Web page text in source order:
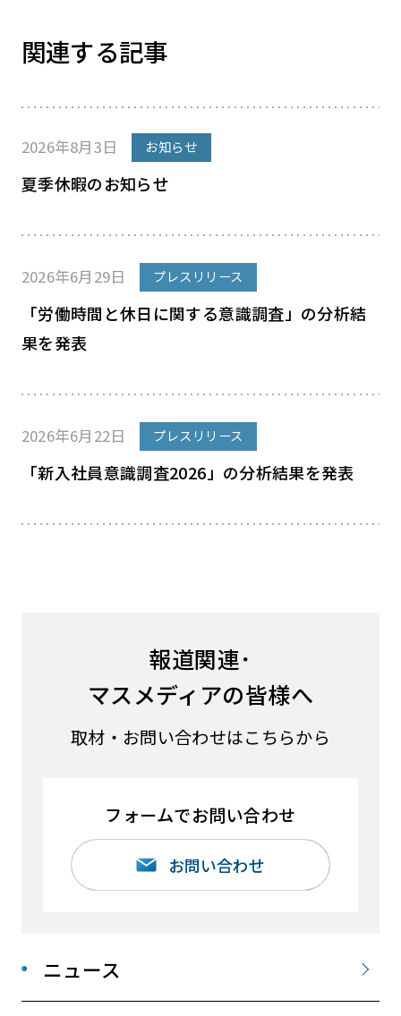
ニュース
関連する記事
2026年8月3日 お知らせ
夏季休暇のお知らせ
2026年6月29日 プレスリリース
「労働時間と休日に関する意識調査」の分析結
果を発表
2026年6月22日 プレスリリース
「新入社員意識調査2026」の分析結果を発表
報道関連･
マスメディアの皆様へ
取材・お問い合わせはこちらから
フォームでお問い合わせ
お問い合わせ